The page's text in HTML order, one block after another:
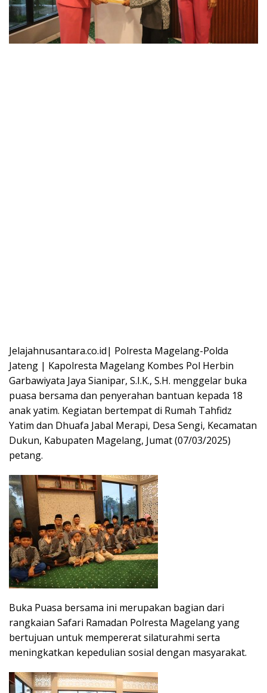
Jelajahnusantara.co.id| Polresta Magelang-Polda
Jateng | Kapolresta Magelang Kombes Pol Herbin
Garbawiyata Jaya Sianipar, S.I.K., S.H. menggelar buka
puasa bersama dan penyerahan bantuan kepada 18
anak yatim. Kegiatan bertempat di Rumah Tahfidz
Yatim dan Dhuafa Jabal Merapi, Desa Sengi, Kecamatan
Dukun, Kabupaten Magelang, Jumat (07/03/2025)
petang.
Buka Puasa bersama ini merupakan bagian dari
rangkaian Safari Ramadan Polresta Magelang yang
bertujuan untuk mempererat silaturahmi serta
meningkatkan kepedulian sosial dengan masyarakat.